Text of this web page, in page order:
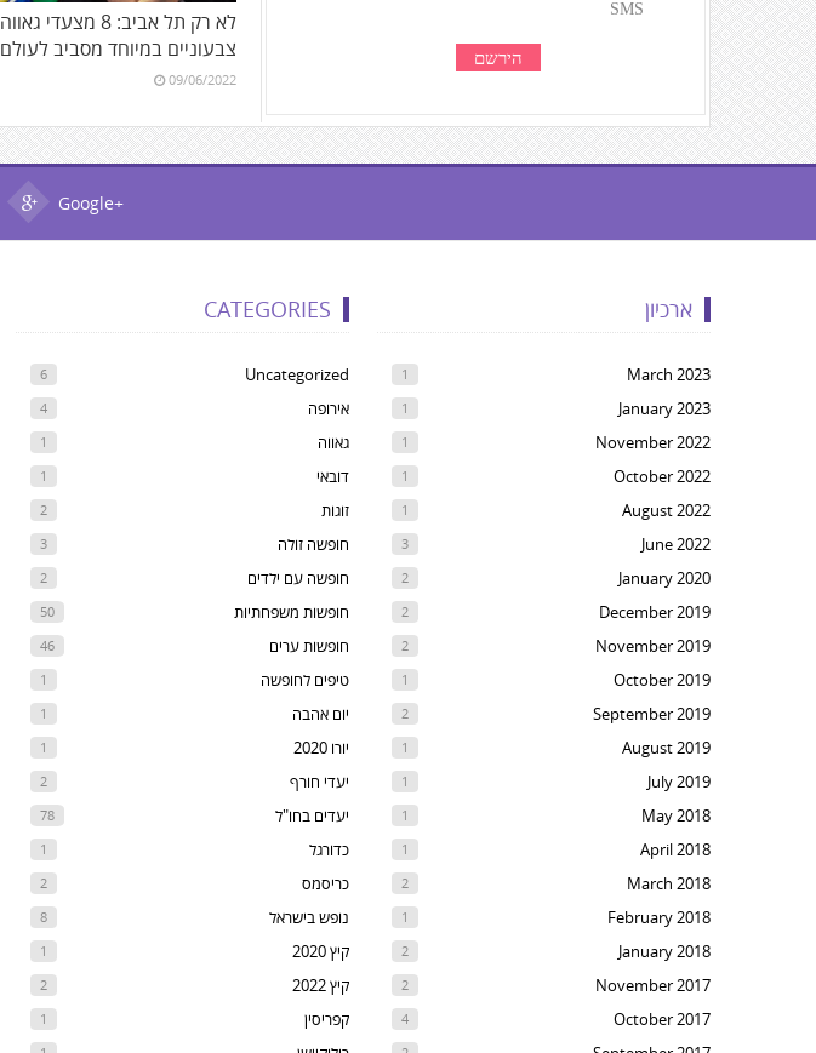
לא רק תל אביב: 8 מצעדי גאווה
צבעוניים במיוחד מסביב לעולם
09/06/2022
Google+
CATEGORIES
Uncategorized
6
אירופה 4
גאווה 1
דובאי 1
זוגות 2
חופשה זולה 3
חופשה עם ילדים 2
חופשות משפחתיות 50
חופשות ערים 46
טיפים לחופשה 1
יום אהבה 1
יורו 2020 1
יעדי חורף 2
יעדים בחו"ל 78
כדורגל 1
כריסמס 2
נופש בישראל 8
קיץ 2020 1
קיץ 2022 2
קפריסין 1
ארכיון
March 2023
1
January 2023
1
November 2022
1
October 2022
1
August 2022
1
June 2022
3
January 2020
2
December 2019
2
November 2019
2
October 2019
1
September 2019
2
August 2019
1
July 2019
1
May 2018
1
April 2018
1
March 2018
2
February 2018
1
January 2018
2
November 2017
2
October 2017
4